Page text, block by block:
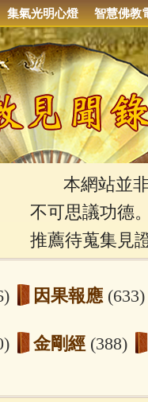
集氣光明心燈 智慧佛教
本網站並非
不可思議功德
推薦待蒐集見
因果報應 (633)
金剛經 (388)
地藏經(225)